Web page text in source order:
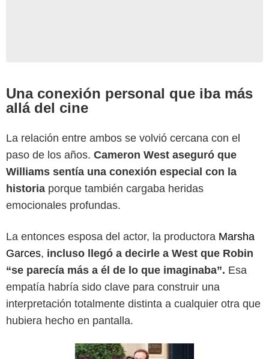
Una conexión personal que iba más
allá del cine
La relación entre ambos se volvió cercana con el
paso de los años. Cameron West aseguró que
Williams sentía una conexión especial con la
historia porque también cargaba heridas
emocionales profundas.
La entonces esposa del actor, la productora Marsha
Garces, incluso llegó a decirle a West que Robin
“se parecía más a él de lo que imaginaba”. Esa
empatía habría sido clave para construir una
interpretación totalmente distinta a cualquier otra que
hubiera hecho en pantalla.
celebdirtylaundry